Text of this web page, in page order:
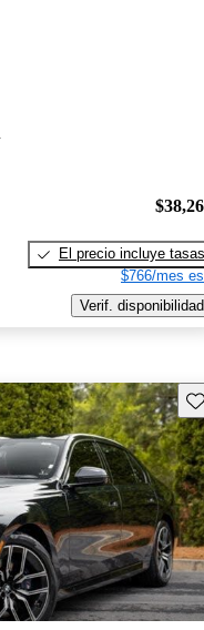
El precio incluye tasas
$766/mes
Verif. disponibilidad